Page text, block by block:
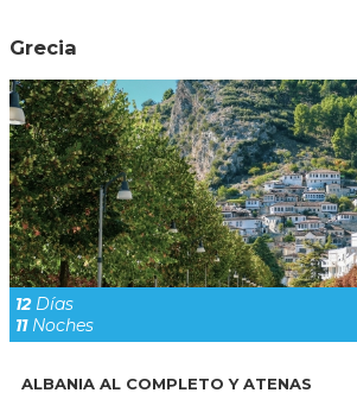
Grecia
12Días
11Noches
ALBANIA AL COMPLETO Y ATENAS